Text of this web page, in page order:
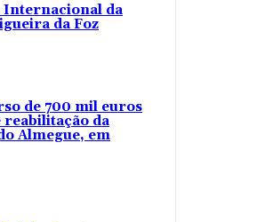
da
da Foz
de 700 mil euros
da
Almegue, em